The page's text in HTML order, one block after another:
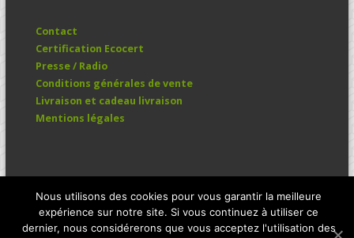
Contact
Certification Ecocert
Presse / Radio
Conditions générales de vente
Livraison et cadeau livraison
Mentions légales
Nous utilisons des cookies pour vous garantir la meilleure
expérience sur notre site. Si vous continuez à utiliser ce
dernier, nous considérerons que vous acceptez l'utilisation des